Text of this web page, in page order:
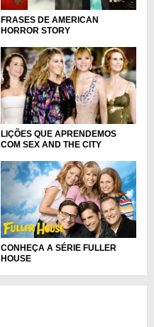
FRASES DE AMERICAN
HORROR STORY
LIÇÕES QUE APRENDEMOS
COM SEX AND THE CITY
CONHEÇA A SÉRIE FULLER
HOUSE